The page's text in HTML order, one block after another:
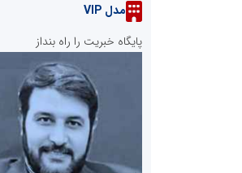
مدل VIP
پایگاه خبریت را راه بنداز